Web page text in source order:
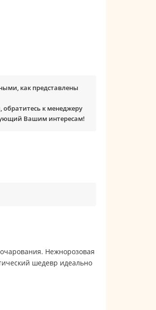
как представлены
обратитесь к менеджеру
Вашим интересам!
Нежнорозовая
шедевр идеально